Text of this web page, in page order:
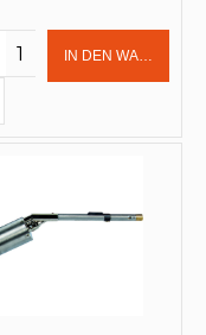
Anzahl:
IN DEN